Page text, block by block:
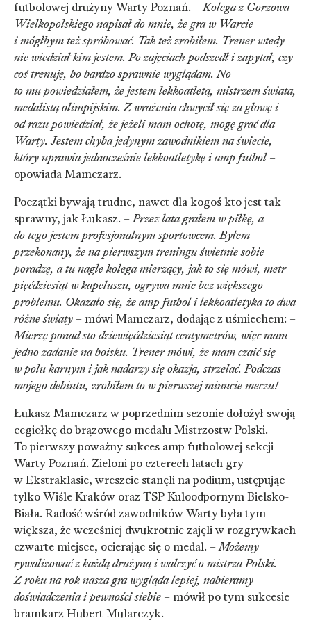
futbolowej drużyny Warty Poznań. –Kolega z Gorzowa
Wielkopolskiego napisał do mnie, że gra w Warcie
i mógłbym też spróbować. Tak też zrobiłem. Trener wtedy
nie wiedział kim jestem. Po zajęciach podszedł i zapytał, czy
coś trenuję, bo bardzo sprawnie wyglądam. No
to mu powiedziałem, że jestem lekkoatletą, mistrzem świata,
medalistą olimpijskim. Z wrażenia chwycił się za głowę i
od razu powiedział, że jeżeli mam ochotę, mogę grać dla
Warty. Jestem chyba jedynym zawodnikiem na świecie,
który uprawia jednocześnie lekkoatletykę i amp futbol–
opowiada Mamczarz.
Początki bywają trudne, nawet dla kogoś kto jest tak
sprawny, jak Łukasz. –Przez lata grałem w piłkę, a
do tego jestem profesjonalnym sportowcem. Byłem
przekonany, że na pierwszym treningu świetnie sobie
poradzę, a tu nagle kolega mierzący, jak to się mówi, metr
pięćdziesiąt w kapeluszu, ogrywa mnie bez większego
problemu. Okazało się, że amp futbol i lekkoatletyka to dwa
różne światy – mówi Mamczarz, dodając z uśmiechem: –
Mierzę ponad sto dziewięćdziesiąt centymetrów, więc mam
jedno zadanie na boisku. Trener mówi, że mam czaić się
w polu karnym i jak nadarzy się okazja, strzelać. Podczas
mojego debiutu, zrobiłem to w pierwszej minucie meczu!
Łukasz Mamczarz w poprzednim sezonie dołożył swoją
cegiełkę do brązowego medalu Mistrzostw Polski.
To pierwszy poważny sukces amp futbolowej sekcji
Warty Poznań. Zieloni po czterech latach gry
w Ekstraklasie, wreszcie stanęli na podium, ustępując
tylko Wiśle Kraków oraz TSP Kuloodpornym Bielsko-
Biała. Radość wśród zawodników Warty była tym
większa, że wcześniej dwukrotnie zajęli w rozgrywkach
czwarte miejsce, ocierając się o medal. –Możemy
rywalizować z każdą drużyną i walczyć o mistrza Polski.
Z roku na rok nasza gra wygląda lepiej, nabieramy
doświadczenia i pewności siebie – mówił po tym sukcesie
bramkarz Hubert Mularczyk.